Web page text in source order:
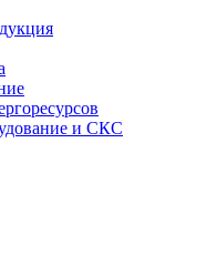
и СКС